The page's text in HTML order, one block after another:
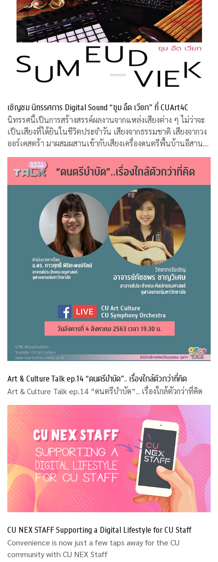
เชิญชม นิทรรศการ Digital Sound “ซุม อึด เวียก” ที่ CUArt4C
นิทรรศนี้เป็นการสร้างสรรค์ผลงานจากแหล่งเสียงต่าง ๆ ไม่ว่าจะ
เป็นเสียงที่ได้ยินในชีวิตประจำวัน เสียงจากธรรมชาติ เสียงจากวง
ออร์เคสตร้า มาผสมผสานเข้ากับเสียงเครื่องดนตรีพื้นบ้านอีสานที่
คุ้นหู ผ่านกระบวนการและเทคนิคทางด้านดิจิทัล
Art & Culture Talk ep.14 “ดนตรีบำบัด”.. เรื่องใกล้ตัวกว่าที่คิด
Art & Culture Talk ep.14 “ดนตรีบำบัด”.. เรื่องใกล้ตัวกว่าที่คิด
CU NEX STAFF Supporting a Digital Lifestyle for CU Staff
Convenience is now just a few taps away for the CU
community with CU NEX Staff